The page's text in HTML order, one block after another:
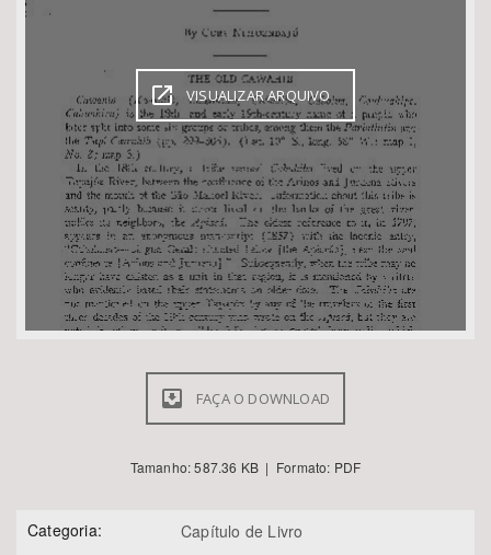
Área de Levantamento
Área Protegida
BUSCAR
VISUALIZAR ARQUIVO
FAÇA O DOWNLOAD
Tamanho: 587.36 KB | Formato: PDF
Categoria: Capítulo de Livro